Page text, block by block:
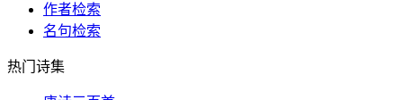
作者检索
名句检索
热门诗集